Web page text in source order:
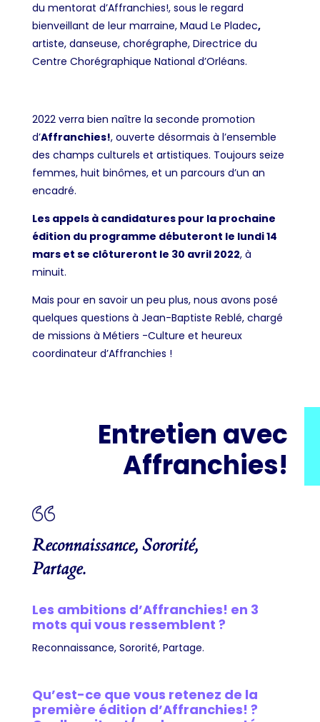
du mentorat d’Affranchies!, sous le regard
bienveillant de leur marraine, Maud Le Pladec,
artiste, danseuse, chorégraphe, Directrice du
Centre Chorégraphique National d’Orléans.
2022 verra bien naître la seconde promotion
d’Affranchies!, ouverte désormais à l’ensemble
des champs culturels et artistiques. Toujours seize
femmes, huit binômes, et un parcours d’un an
encadré.
Les appels à candidatures pour la prochaine
édition du programme débuteront le lundi 14
mars et se clôtureront le 30 avril 2022, à
minuit.
Mais pour en savoir un peu plus, nous avons posé
quelques questions à Jean-Baptiste Reblé, chargé
de missions à Métiers -Culture et heureux
coordinateur d’Affranchies !
Entretien avec
Affranchies!
Reconnaissance, Sororité,
Partage.
Les ambitions d’Affranchies! en 3
mots qui vous ressemblent ?
Reconnaissance, Sororité, Partage.
Qu’est-ce que vous retenez de la
première édition d’Affranchies! ?